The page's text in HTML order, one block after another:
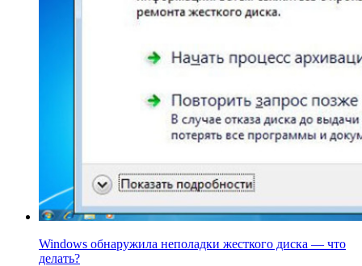
Windows обнаружила неполадки жесткого диска — что
делать?